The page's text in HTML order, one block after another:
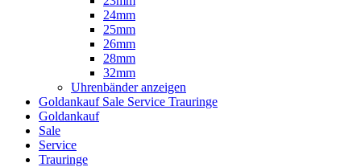
24mm
25mm
26mm
28mm
32mm
Uhrenbänder anzeigen
Goldankauf Sale Service Trauringe
Goldankauf
Sale
Service
Trauringe